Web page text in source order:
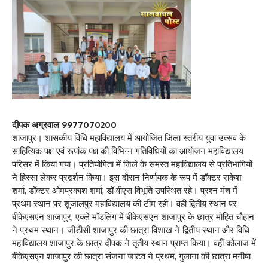
दीपक अग्रवाल 9977070200
शाजापुर। शासकीय विधि महाविद्यालय में आयोजित जिला स्तरीय युवा उत्सव के
साहित्यिक पक्ष एवं रूपांक पक्ष की विभिन्न गतिविधियों का आयोजन महाविद्यालय
परिसर में किया गया। प्रतियोगिता में जिले के समस्त महाविद्यालय से प्रतिभागियों
ने हिस्सा लेकर प्रदर्र्शन किया। इस दौरान निर्णायक के रूप में डॉक्टर राकेश
शर्मा, डॉक्टर ओमप्रकाश शर्मा, डॉ वीएस विभूति उपस्थित रहे। प्रश्न मंच में
प्रथम स्थान पर शुजालपुर महाविद्यालय की टीम रही। वहीं द्वितीय स्थान पर
बीकेएसएन शाजापुर, एक्ले मॉडलिंग में बीकेएसएन शाजापुर के छात्र मोहित चौहान
ने प्रथम स्थान। जीडीसी शाजापुर की छात्रा विशाख ने द्वितीय स्थान और विधि
महाविद्यालय शाजापुर के छात्र दीपक ने तृतीय स्थान प्राप्त किया। वहीं कोलाज में
बीकेएसएन शाजापुर की छात्रा संजना जाटव ने प्रथम, गुलाना की छात्रा मनीषा